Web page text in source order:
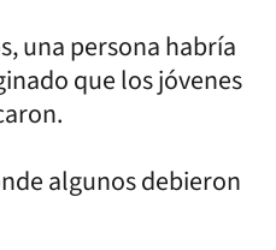
una persona habría
que los jóvenes
algunos debieron